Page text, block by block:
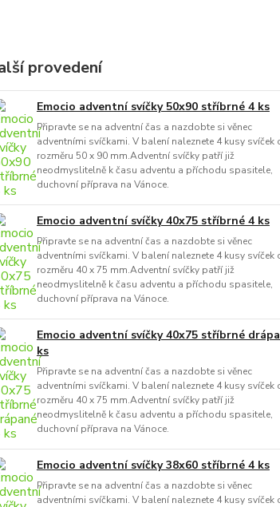
provedení
Emocio adventní svíčky 50x90 stříbrné 4 ks
Připravte se na adventní čas a nazdobte si věnec
adventními svíčkami. V balení naleznete 4 kusy svíček
rozměru 50 x 90 mm.Adventní svíčky patří již
neodmyslitelně k času adventu a příchodu spasitele,
duchovní příprava na Vánoce.
Emocio adventní svíčky 40x75 stříbrné 4 ks
Připravte se na adventní čas a nazdobte si věnec
adventními svíčkami. V balení naleznete 4 kusy svíček
rozměru 40 x 75 mm.Adventní svíčky patří již
neodmyslitelně k času adventu a příchodu spasitele,
duchovní příprava na Vánoce.
Emocio adventní svíčky 40x75 stříbrné
ks
Připravte se na adventní čas a nazdobte si věnec
adventními svíčkami. V balení naleznete 4 kusy svíček
rozměru 40 x 75 mm.Adventní svíčky patří již
neodmyslitelně k času adventu a příchodu spasitele,
duchovní příprava na Vánoce.
Emocio adventní svíčky 38x60 stříbrné 4 ks
Připravte se na adventní čas a nazdobte si věnec
adventními svíčkami. V balení naleznete 4 kusy svíček